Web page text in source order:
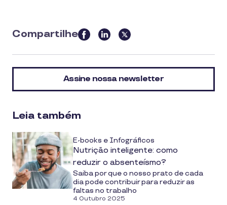
Compartilhe
this
article
on
Assine nossa newsletter
Leia também
E-books e Infográficos
Nutrição inteligente: como
reduzir o absenteísmo?
Saiba por que o nosso prato de cada
dia pode contribuir para reduzir as
faltas no trabalho
4 Outubro 2025